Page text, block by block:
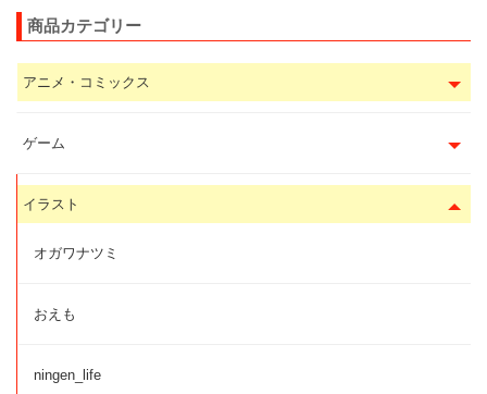
商品カテゴリー
アニメ・コミックス
ゲーム
イラスト
オガワナツミ
おえも
ningen_life